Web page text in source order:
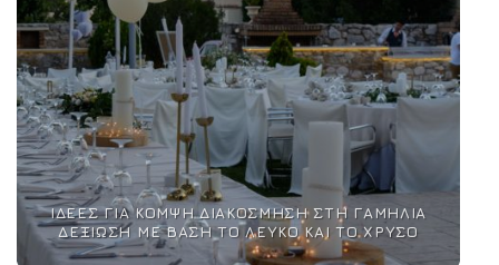
ΙΔΈΕΣ ΓΙΑ ΚΟΜΨΉ ΔΙΑΚΌΣΜΗΣΗ ΣΤΗ ΓΑΜΉΛΙΑ
ΔΕΞΊΩΣΗ ΜΕ ΒΆΣΗ ΤΟ ΛΕΥΚΌ ΚΑΙ ΤΟ ΧΡΥΣΌ